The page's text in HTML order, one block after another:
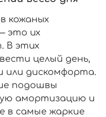
кожаных
это их
В этих
целый день,
или дискомфорта.
подошвы
амортизацию и
в самые жаркие